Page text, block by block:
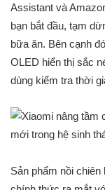
Assistant và
bạn bắt đầu, tạm
bữa ăn. Bên cạnh
OLED hiển thị sắc
dùng kiểm tra thời
Sản phẩm nồi